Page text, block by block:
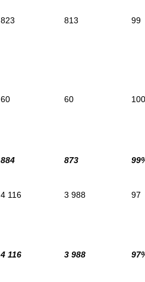
823
60
813
60
99
100
884 873
4 116 3 988 97
4 116 3 988